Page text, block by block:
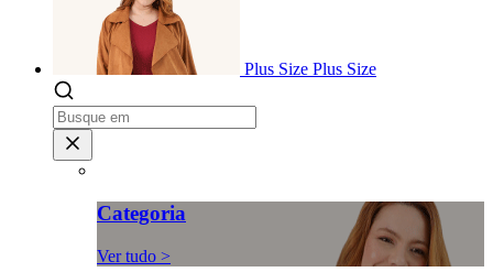
Plus Size Plus Size
Categoria
Ver tudo >